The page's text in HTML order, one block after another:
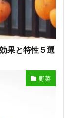
果と特性５選
野菜